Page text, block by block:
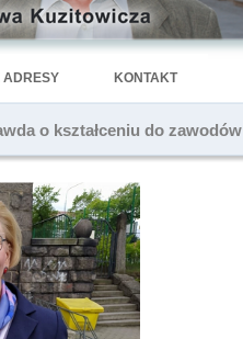
ADRESY KONTAKT
o kształceniu do zawodów